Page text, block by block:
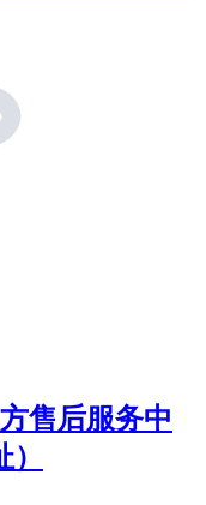
售后服务中